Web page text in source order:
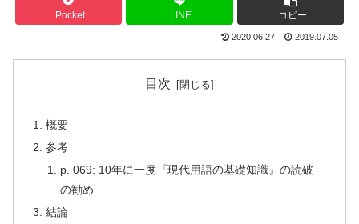
Pocket LINE コピー
2020.06.27 2019.07.05
目次
概要
参考
p. 069: 10年に一度『現代用語の基礎知識』の読破
の勧め
結論